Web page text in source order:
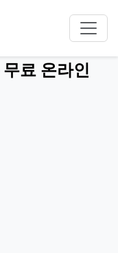
료 온라인